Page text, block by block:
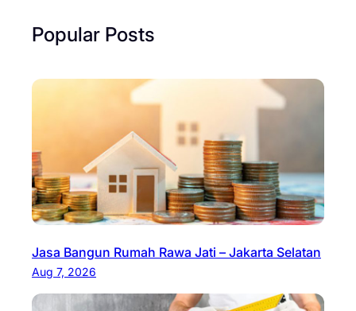
Popular Posts
Jasa Bangun Rumah Rawa Jati – Jakarta Selatan
Aug 7, 2026